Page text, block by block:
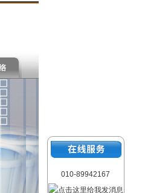
010-89942167